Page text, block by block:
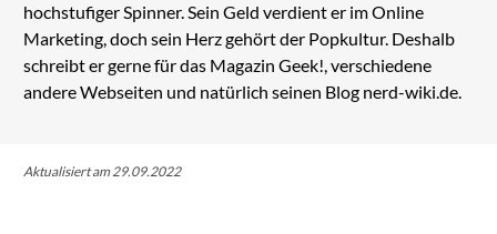
hochstufiger Spinner. Sein Geld verdient er im Online
Marketing, doch sein Herz gehört der Popkultur. Deshalb
schreibt er gerne für das Magazin Geek!, verschiedene
andere Webseiten und natürlich seinen Blog nerd-wiki.de.
Aktualisiert am 29.09.2022